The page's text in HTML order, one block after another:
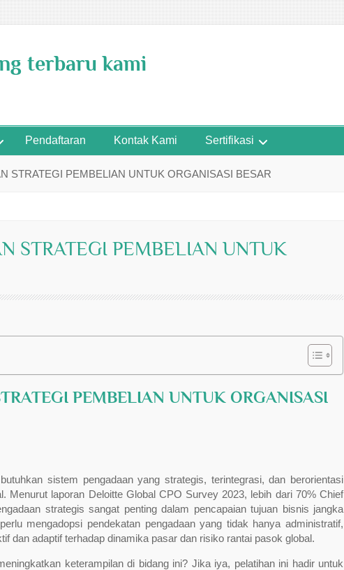
terbaru kami
Pendaftaran Kontak Kami Sertifikasi
STRATEGI PEMBELIAN UNTUK ORGANISASI BESAR
STRATEGI PEMBELIAN UNTUK
PEMBELIAN UNTUK ORGANISASI
sistem pengadaan yang strategis, terintegrasi, dan berorientasi
Menurut laporan Deloitte Global CPO Survey 2023, lebih dari 70% Chief
strategis sangat penting dalam pencapaian tujuan bisnis jangka
mengadopsi pendekatan pengadaan yang tidak hanya administratif,
dan adaptif terhadap dinamika pasar dan risiko rantai pasok global.
keterampilan di bidang ini? Jika iya, pelatihan ini hadir untuk